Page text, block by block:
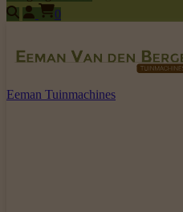
0
Eeman Tuinmachines